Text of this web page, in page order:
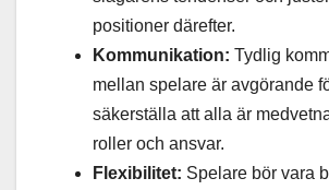
positioner därefter.
Kommunikation: Tydlig
mellan spelare är avgörande
säkerställa att alla är
roller och ansvar.
Flexibilitet: Spelare bör vara